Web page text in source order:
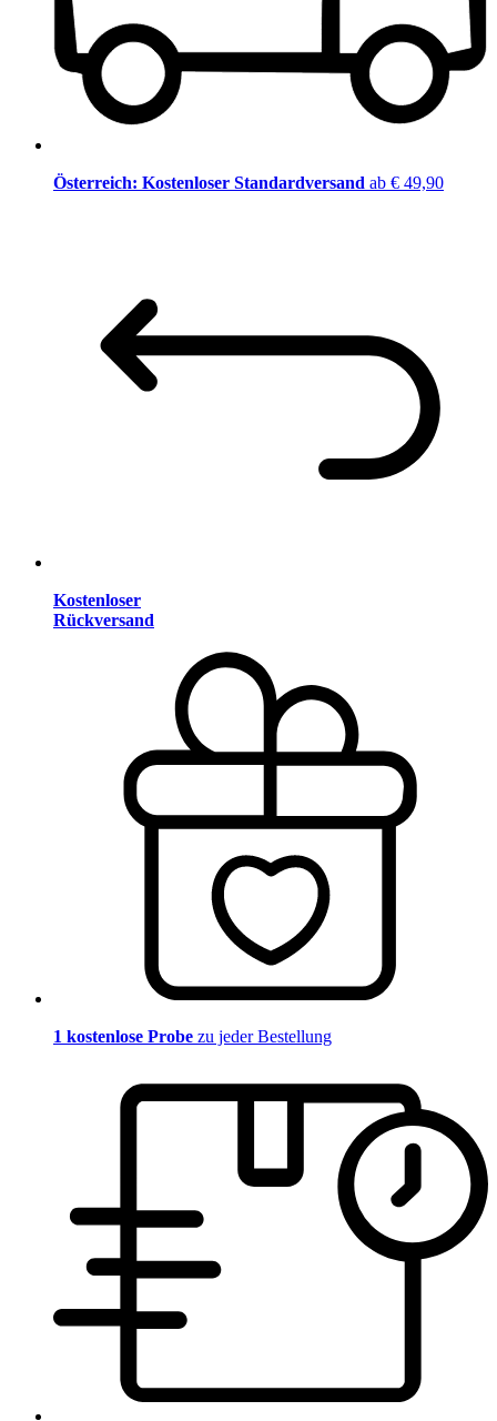
Österreich: Kostenloser Standardversand ab € 49,90
Kostenloser
Rückversand
1 kostenlose Probe zu jeder Bestellung